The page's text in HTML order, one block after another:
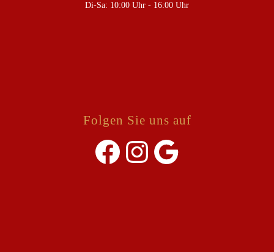
Di-Sa: 10:00 Uhr - 16:00 Uhr
Folgen Sie uns auf
Facebook Instagram Google